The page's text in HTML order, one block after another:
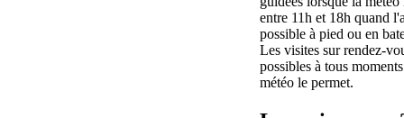
entre 11h et 18h quand
possible à pied ou en
Les visites sur rendez-
possibles à tous
météo le permet.